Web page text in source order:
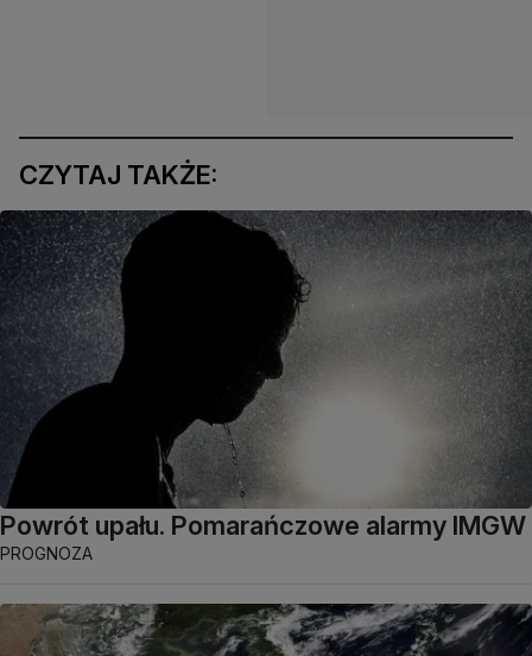
CZYTAJ TAKŻE:
Powrót upału. Pomarańczowe alarmy IMGW
PROGNOZA